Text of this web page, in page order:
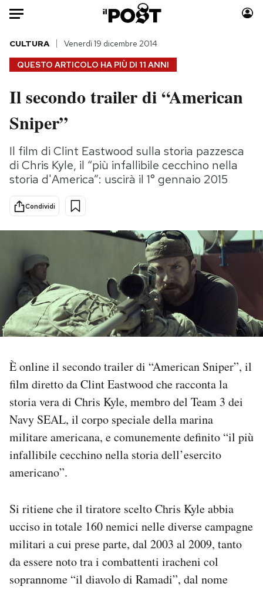
Auto
HOME
Italia
Politica
Tecnologia
Internet
Scienza
Cultura
Economia
Moda
Storie/Idee
Ok Boomer!
Media
Mondiali calcio 2026
PODCAST
NEWSLETTER
I MIEI PREFERITI
SHOP
CALENDARIO
AREA PERSONALE
Area Personale
Newsletter
Regala il Post
Hai bisogno di aiuto?
Esci
QUESTO ARTICOLO HA PIÙ DI 11 ANNI
CULTURA Venerdì 19 dicembre 2014
Il secondo trailer di “American
Sniper”
Il film di Clint Eastwood sulla storia pazzesca
di Chris Kyle, il “più infallibile cecchino nella
storia d'America”: uscirà il 1° gennaio 2015
Condividi
È online il secondo trailer di “American Sniper”, il
film diretto da Clint Eastwood che racconta la
storia vera di Chris Kyle, membro del Team 3 dei
Navy SEAL, il corpo speciale della marina
militare americana, e comunemente definito “il più
infallibile cecchino nella storia dell’esercito
americano”.
Si ritiene che il tiratore scelto Chris Kyle abbia
ucciso in totale 160 nemici nelle diverse campagne
militari a cui prese parte, dal 2003 al 2009, tanto
da essere noto tra i combattenti iracheni col
soprannome “il diavolo di Ramadi”, dal nome